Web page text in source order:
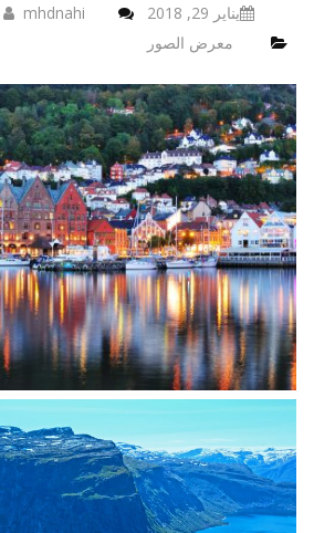
يناير 29, 2018
mhdnahi
معرض الصور